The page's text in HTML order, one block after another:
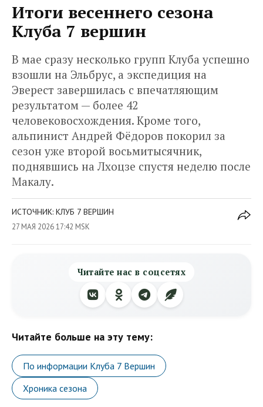
Итоги весеннего сезона
Клуба 7 вершин
В мае сразу несколько групп Клуба успешно
взошли на Эльбрус, а экспедиция на
Эверест завершилась с впечатляющим
результатом — более 42
человековосхождения. Кроме того,
альпинист Андрей Фёдоров покорил за
сезон уже второй восьмитысячник,
поднявшись на Лхоцзе спустя неделю после
Макалу.
ИСТОЧНИК: КЛУБ 7 ВЕРШИН
27 МАЯ 2026 17:42 MSK
Читайте нас в соцсетях
Читайте больше на эту тему:
По информации Клуба 7 Вершин
Хроника сезона